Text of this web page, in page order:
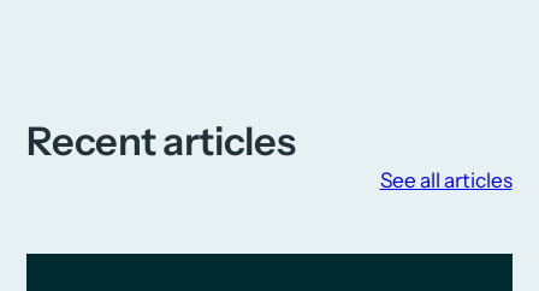
Recent articles
See all articles